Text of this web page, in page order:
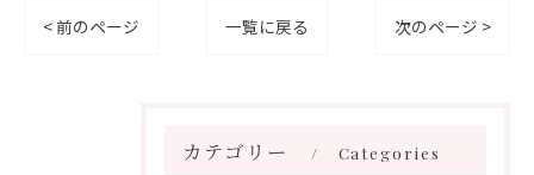
< 前のページ 一覧に戻る 次のページ >
カテゴリー Categories